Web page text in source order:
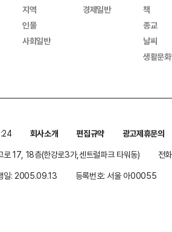
지역
인물
사회일반
경제일반
책
종교
날씨
생활문
회사소개 편집규약
광고제휴문의
로 17, 18층(한강로3가,센트럴파크 타워동)
전
일: 2005.09.13 등록번호: 서울 아00055